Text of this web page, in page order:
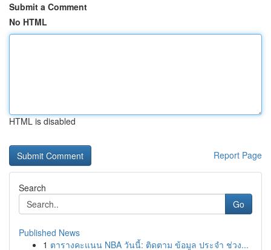
Submit a Comment
No HTML
HTML is disabled
Report Page
Search
Go
Published News
1 ตารางคะแนน NBA วันนี้: ติดตาม ข้อมูล ประจำ ช่วง...